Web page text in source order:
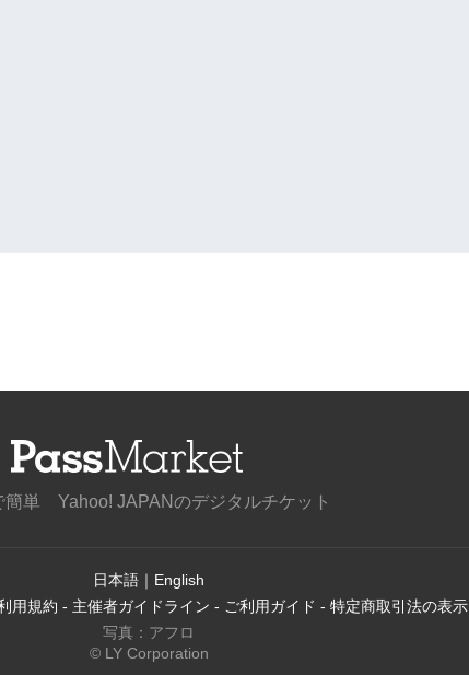
簡単 Yahoo! JAPANのデジタルチケット
日本語 ｜ English
用規約 - 主催者ガイドライン - ご利用ガイド - 特定商取引法の表示
写真：アフロ
© LY Corporation